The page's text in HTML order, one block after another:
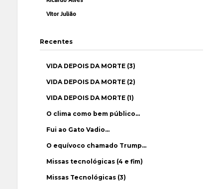
Vítor Julião
Recentes
VIDA DEPOIS DA MORTE (3)
VIDA DEPOIS DA MORTE (2)
VIDA DEPOIS DA MORTE (1)
O clima como bem público…
Fui ao Gato Vadio…
O equívoco chamado Trump…
Missas tecnológicas (4 e fim)
Missas Tecnológicas (3)